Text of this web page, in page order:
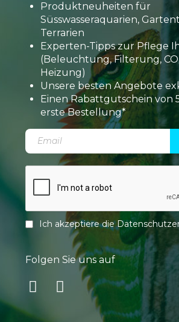
Produktneuheiten für
Süsswasseraquarien,
Terrarien
Experten-Tipps zur Pflege
(Beleuchtung, Filterung,
Heizung)
Unsere besten Angebote
Einen Rabattgutschein von
erste Bestellung*
Ich akzeptiere die
Folgen Sie uns auf